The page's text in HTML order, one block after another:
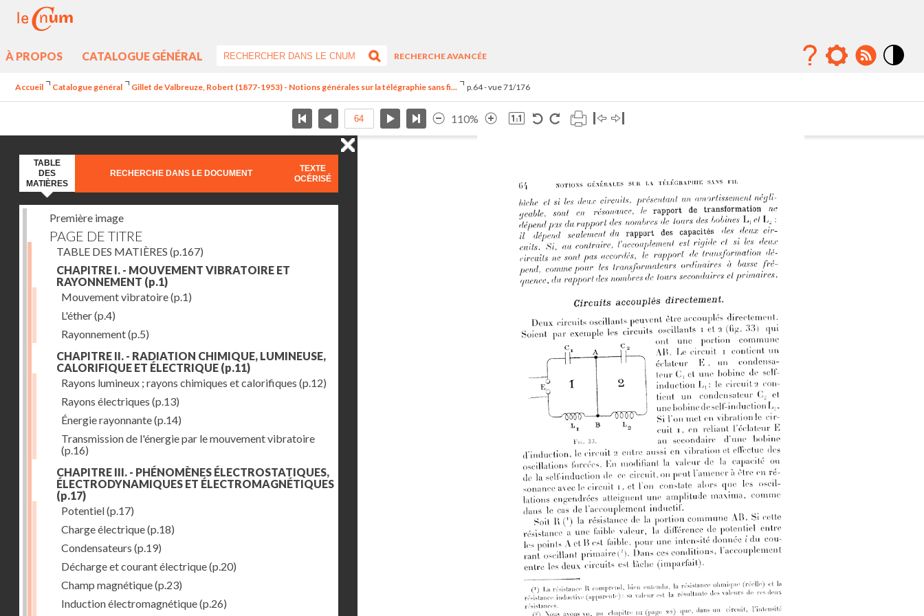
À PROPOS CATALOGUE GÉNÉRAL
RECHERCHE AVANCÉE
Accueil Catalogue général Gillet de Valbreuze, Robert (1877-1953) - Notions générales sur la télégraphie sans fi... p.64 - vue 71/176
110%
TABLE
DES
MATIÈRES
RECHERCHE DANS LE DOCUMENT
TEXTE
OCÉRISÉ
Première image
PAGE DE TITRE
TABLE DES MATIÈRES (p.167)
CHAPITRE I. - MOUVEMENT VIBRATOIRE ET
RAYONNEMENT (p.1)
Mouvement vibratoire(p.1)
L'éther(p.4)
Rayonnement(p.5)
CHAPITRE II. - RADIATION CHIMIQUE, LUMINEUSE,
CALORIFIQUE ET ÉLECTRIQUE (p.11)
Rayons lumineux ; rayons chimiques et calorifiques (p.12)
Rayons électriques (p.13)
Énergie rayonnante(p.14)
Transmission de l'énergie par le mouvement vibratoire
(p.16)
CHAPITRE III. - PHÉNOMÈNES ÉLECTROSTATIQUES,
ÉLECTRODYNAMIQUES ET ÉLECTROMAGNÉTIQUES
(p.17)
Potentiel(p.17)
Charge électrique(p.18)
Condensateurs (p.19)
Décharge et courant électrique(p.20)
Champ magnétique(p.23)
Induction électromagnétique(p.26)